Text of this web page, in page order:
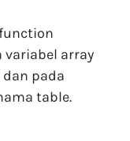
array
pada
table.